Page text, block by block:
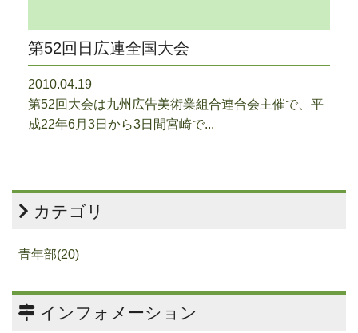
第52回日広連全国大会
2010.04.19
第52回大会は九州広告美術業組合連合会主催で、平
成22年6月3日から3日間宮崎で...
カテゴリ
青年部(20)
インフォメーション